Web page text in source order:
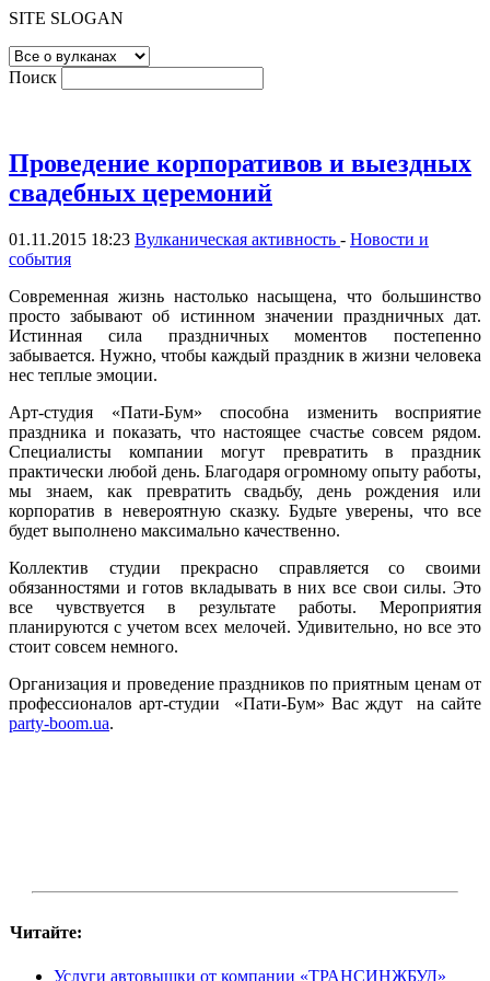
SITE SLOGAN
Поиск
Проведение корпоративов и выездных
свадебных церемоний
01.11.2015 18:23 Вулканическая активность - Новости и
события
Современная жизнь настолько насыщена, что большинство
просто забывают об истинном значении праздничных дат.
Истинная сила праздничных моментов постепенно
забывается. Нужно, чтобы каждый праздник в жизни человека
нес теплые эмоции.
Арт-студия «Пати-Бум» способна изменить восприятие
праздника и показать, что настоящее счастье совсем рядом.
Специалисты компании могут превратить в праздник
практически любой день. Благодаря огромному опыту работы,
мы знаем, как превратить свадьбу, день рождения или
корпоратив в невероятную сказку. Будьте уверены, что все
будет выполнено максимально качественно.
Коллектив студии прекрасно справляется со своими
обязанностями и готов вкладывать в них все свои силы. Это
все чувствуется в результате работы. Мероприятия
планируются с учетом всех мелочей. Удивительно, но все это
стоит совсем немного.
Организация и проведение праздников по приятным ценам от
профессионалов арт-студии «Пати-Бум» Вас ждут на сайте
party-boom.ua.
Читайте:
Услуги автовышки от компании «ТРАНСИНЖБУД»